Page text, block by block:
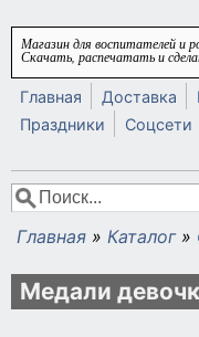
Перейти к
Магазин для воспитателей и
Скачать, распечатать и
Главная Доставка
Праздники
Соцсети
Форма поиска
Поиск
Вы здесь
Главная » Каталог »
Медали